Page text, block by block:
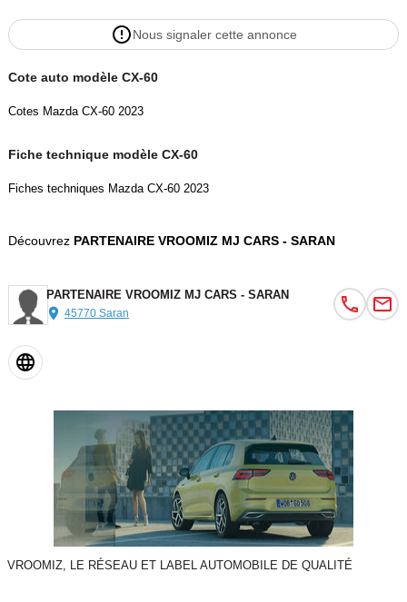
Nous signaler cette annonce
Cote auto modèle CX-60
Cotes Mazda CX-60 2023
Fiche technique modèle CX-60
Fiches techniques Mazda CX-60 2023
Découvrez PARTENAIRE VROOMIZ MJ CARS - SARAN
PARTENAIRE VROOMIZ MJ CARS - SARAN
45770 Saran
VROOMIZ, LE RÉSEAU ET LABEL AUTOMOBILE DE QUALITÉ